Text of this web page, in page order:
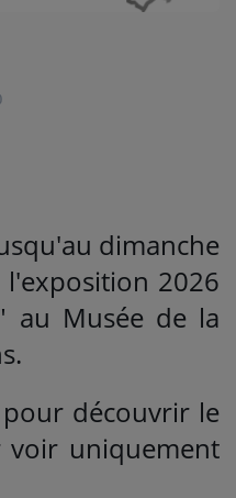
dimanche
2026
au Musée de la
découvrir le
voir uniquement